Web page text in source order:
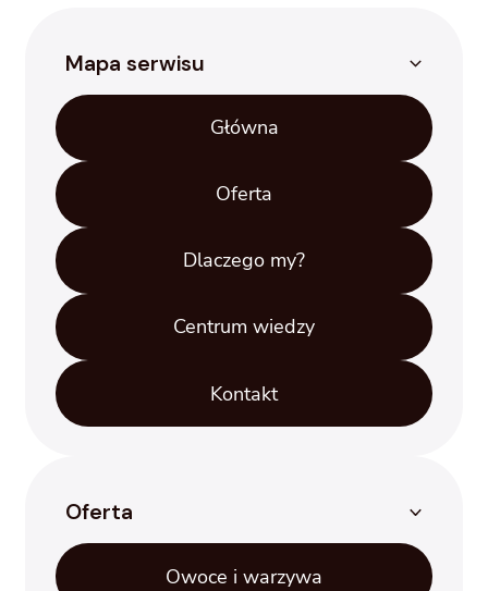
Mapa serwisu
Główna
Oferta
Dlaczego my?
Centrum wiedzy
Kontakt
Oferta
Owoce i warzywa